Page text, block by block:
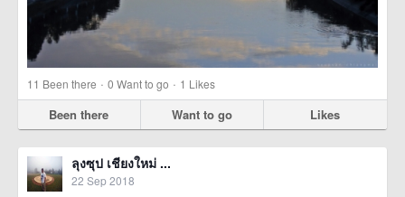
11 Been there · 0 Want to go · 1 Likes
Been there Want to go Likes
ลุงซุป เชียงใหม่ ...
22 Sep 2018